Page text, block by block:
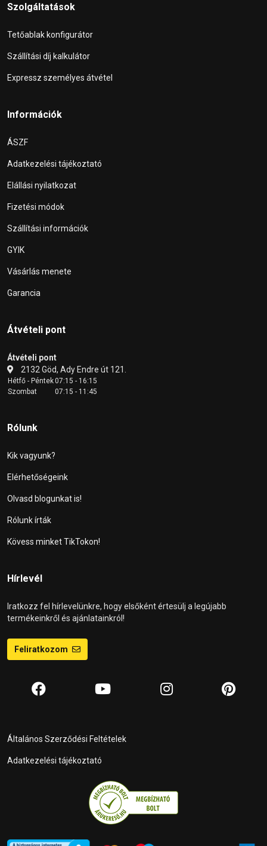
Szolgáltatások
Tetőablak konfigurátor
Szállítási díj kalkulátor
Expressz személyes átvétel
Információk
ÁSZF
Adatkezelési tájékoztató
Elállási nyilatkozat
Fizetési módok
Szállítási információk
GYIK
Vásárlás menete
Garancia
Átvételi pont
Átvételi pont
2132 Göd, Ady Endre út 121.
Hétfő - Péntek07:15 - 16:15
Szombat
07:15 - 11:45
Rólunk
Kik vagyunk?
Elérhetőségeink
Olvasd blogunkat is!
Rólunk írták
Kövess minket TikTokon!
Hírlevél
Iratkozz fel hírlevelünkre, hogy elsőként értesülj a legújabb
termékeinkről és ajánlatainkról!
Feliratkozom
Általános Szerződési Feltételek
Adatkezelési tájékoztató